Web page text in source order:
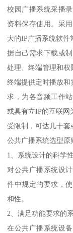
校园广播系统采播
资料保存使用。采
大的IP广播系统软
据自己需求下载或
处理、终端管理和
终端提供定时播放
求，为各音频工作
或具有立IP的互联网
受限制，可达几十套
公共广播系统选型原
1、系统设计的科学
对公共广播系统设
件中规定的要求，
和性。
2、满足功能要求的
在公共广播系统设